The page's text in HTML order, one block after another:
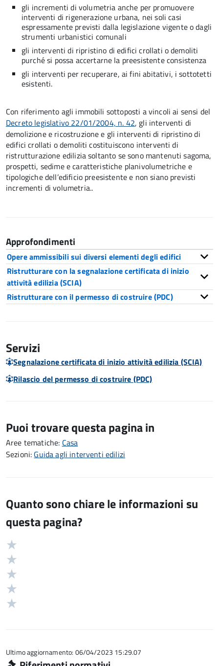
gli incrementi di volumetria anche per promuovere
interventi di rigenerazione urbana, nei soli casi
espressamente previsti dalla legislazione vigente o dagli
strumenti urbanistici comunali
gli interventi di ripristino di edifici crollati o demoliti
purché si possa accertarne la preesistente consistenza
gli interventi per recuperare, ai fini abitativi, i sottotetti
esistenti.
Con riferimento agli immobili sottoposti a vincoli ai sensi del
Decreto legislativo 22/01/2004, n. 42, gli interventi di
demolizione e ricostruzione e gli interventi di ripristino di
edifici crollati o demoliti costituiscono interventi di
ristrutturazione edilizia soltanto se sono mantenuti sagoma,
prospetti, sedime e caratteristiche planivolumetriche e
tipologiche dell’edificio preesistente e non siano previsti
incrementi di volumetria..
Approfondimenti
Opere ammissibili sui diversi elementi degli edifici
Ristrutturare con la segnalazione certificata di inizio
attività edilizia (SCIA)
Ristrutturare con il permesso di costruire (PDC)
Servizi
Segnalazione certificata di inizio attività edilizia (SCIA)
Rilascio del permesso di costruire (PDC)
Puoi trovare questa pagina in
Aree tematiche: Casa
Sezioni: Guida agli interventi edilizi
Quanto sono chiare le informazioni su
questa pagina?
Valutazione
5
Ultimo aggiornamento: 06/04/2023 15:29.07